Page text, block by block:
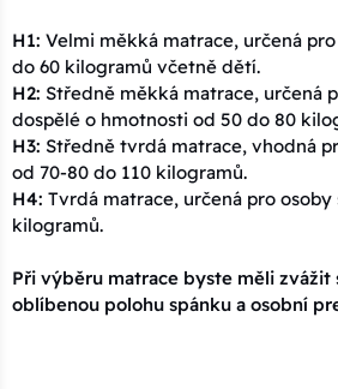
H1: Velmi měkká matrace, určená
do 60 kilogramů včetně dětí.
H2: Středně měkká matrace, určená
dospělé o hmotnosti od 50 do 80
H3: Středně tvrdá matrace, vhodná
od 70-80 do 110 kilogramů.
H4: Tvrdá matrace, určená pro
kilogramů.
Při výběru matrace byste měli zvážit
oblíbenou polohu spánku a osobní